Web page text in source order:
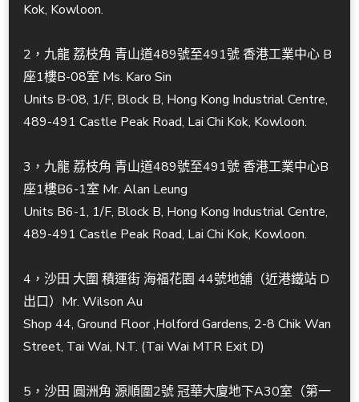
Kok, Kowloon.
2，九龍 荔枝角 青山道489號至491號 香港工業中心 B
座1樓B-08室 Ms. Karo Sin
Units B-08, 1/F, Block B, Hong Kong Industrial Centre,
489-491 Castle Peak Road, Lai Chi Kok, Kowloon.
3，九龍 荔枝角 青山道489號至491號 香港工業中心B
座1樓B6-1室 Mr. Alan Leung
Units B6-1, 1/F, Block B, Hong Kong Industrial Centre,
489-491 Castle Peak Road, Lai Chi Kok, Kowloon.
4，沙田 大圍 積運街 海福花園 44號地舖（近港鐵站 D
出口）Mr. Wilson Au
Shop 44, Ground Floor ,Holford Gardens, 2-8 Chik Wan
Street, Tai Wai, N.T. (Tai Wai MTR Exit D)
5，沙田 圓洲角 源順圍2號 冠華大廈地下A30室（第一